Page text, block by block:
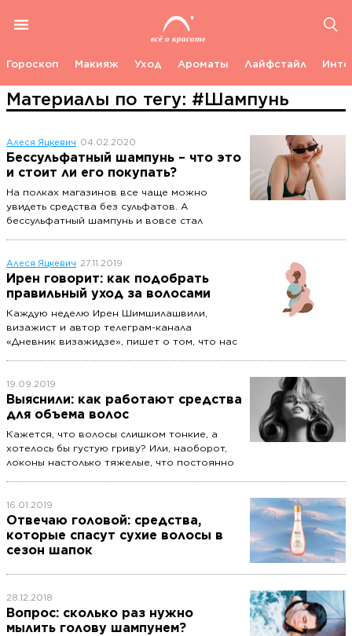
Гороскоп Макияж Уход Ароматы Лайфстайл
Материалы по тегу: #Шампунь
Алеся Яцкевич 04.02.2020
Бессульфатный шампунь – что это
и стоит ли его покупать?
На полках магазинов все чаще можно
увидеть средства без сульфатов. А
бессульфатный шампунь и вовсе стал
продукта? Чем шампунь с отметкой «SLS
free» отличается от обычного?
Рассказываем.
Алеся Яцкевич 27.11.2019
Ирен говорит: как подобрать
правильный уход за волосами
Каждую неделю Ирен Шимшилашвили,
визажист и автор телеграм-канала
«Дневник визажидзе», пишет о том, что нас
за волосами и расскажет, как собрать свой
идеальный набор средств.
19.09.2019
Выяснили: как работают средства
для объема волос
Кажется, что волосы слишком тонкие, а
хотелось бы густую гриву? Или, наоборот,
локоны настолько тяжелые, что постоянно
самом деле работают шампуни,
кондиционеры и укладочные средства для
объема.
16.01.2019
Отвечаю головой: средства,
которые спасут сухие волосы в
сезон шапок
28.12.2018
Вопрос: сколько раз нужно
мылить голову шампунем?